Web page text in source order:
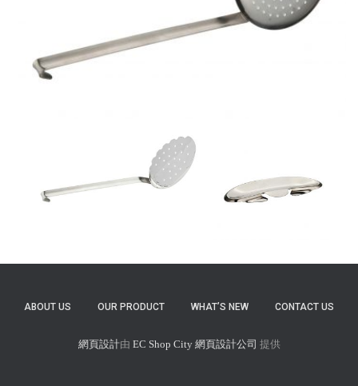
ABOUT US OUR PRODUCT WHAT’S NEW CONTACT US
網頁設計由 EC Shop City 網頁設計公司 提供